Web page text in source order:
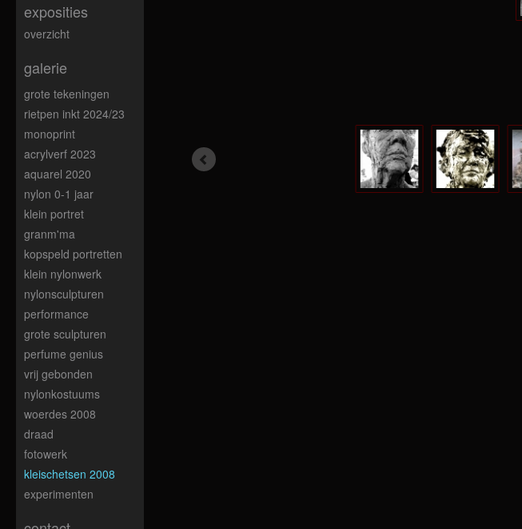
exposities
overzicht
galerie
grote tekeningen
rietpen inkt 2024/23
monoprint
acrylverf 2023
aquarel 2020
nylon 0-1 jaar
klein portret
granm'ma
kopspeld portretten
klein nylonwerk
nylonsculpturen
performance
grote sculpturen
perfume genius
vrij gebonden
nylonkostuums
woerdes 2008
draad
fotowerk
kleischetsen 2008
experimenten